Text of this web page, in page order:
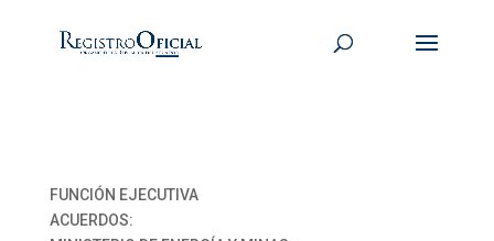
FUNCIÓN EJECUTIVA
ACUERDOS: